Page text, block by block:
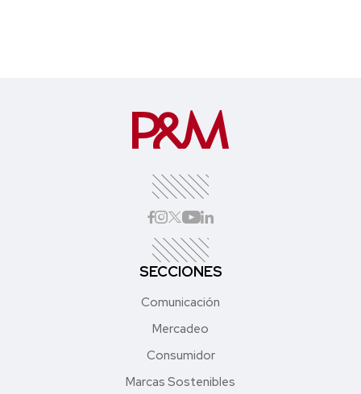
SECCIONES
Comunicación
Mercadeo
Consumidor
Marcas Sostenibles